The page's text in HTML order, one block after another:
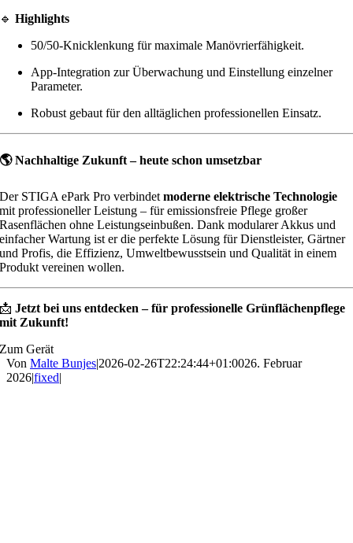
🔹Highlights
50/50-Knicklenkung für maximale Manövrierfähigkeit.
App-Integration zur Überwachung und Einstellung einzelner
Parameter.
Robust gebaut für den alltäglichen professionellen Einsatz.
🌎Nachhaltige Zukunft – heute schon umsetzbar
Der STIGA ePark Pro verbindetmoderne elektrische Technologie
mit professioneller Leistung – für emissionsfreie Pflege großer
Rasenflächen ohne Leistungseinbußen. Dank modularer Akkus und
einfacher Wartung ist er die perfekte Lösung für Dienstleister, Gärtner
und Profis, die Effizienz, Umweltbewusstsein und Qualität in einem
Produkt vereinen wollen.
📩Jetzt bei uns entdecken – für professionelle Grünflächenpflege
mit Zukunft!
Zum Gerät
Von Malte Bunjes|2026-02-26T22:24:44+01:0026. Februar
2026|fixed|